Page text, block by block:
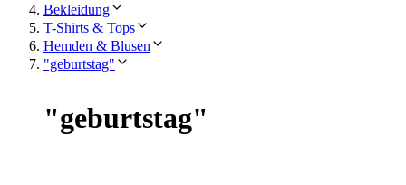
Bekleidung
T-Shirts & Tops
Hemden & Blusen
"geburtstag"
"geburtstag"